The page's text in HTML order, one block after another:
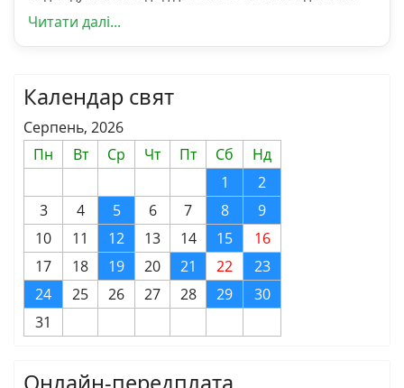
Читати далі...
Календар свят
Серпень, 2026
Пн
Вт Ср Чт Пт Сб
Нд
1
2
3
4 5 6 7 8
9
10
11 12 13 14 15
16
17
18 19 20 21 22
23
24
25 26 27 28 29
30
31